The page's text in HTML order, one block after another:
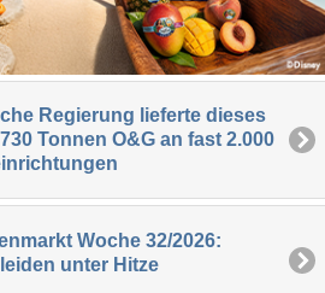
Regierung lieferte dieses
Tonnen O&G an fast 2.000
Woche 32/2026:
unter Hitze